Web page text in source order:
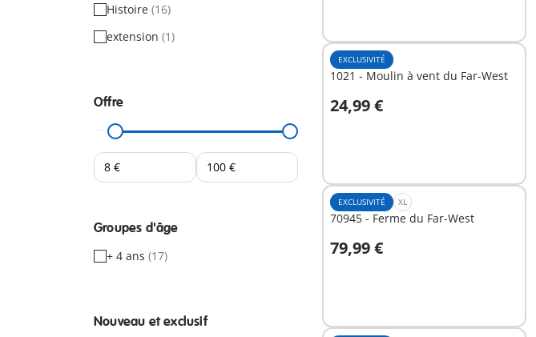
Histoire (16)
extension (1)
Offre
Groupes d'âge
+ 4 ans (17)
Nouveau et exclusif
EXCLUSIVITÉ
1021 - Moulin à vent du Far-West
24,99 €
Au panier
EXCLUSIVITÉ XL
70945 - Ferme du Far-West
79,99 €
Au panier